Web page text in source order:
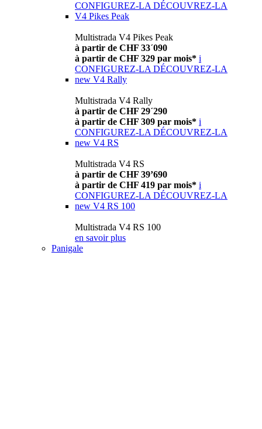
CONFIGUREZ-LA DÉCOUVREZ-LA
V4 Pikes Peak
Multistrada V4 Pikes Peak
à partir de CHF 33´090
à partir de CHF 329 par mois* i
CONFIGUREZ-LA DÉCOUVREZ-LA
new V4 Rally
Multistrada V4 Rally
à partir de CHF 29´290
à partir de CHF 309 par mois* i
CONFIGUREZ-LA DÉCOUVREZ-LA
new V4 RS
Multistrada V4 RS
à partir de CHF 39’690
à partir de CHF 419 par mois* i
CONFIGUREZ-LA DÉCOUVREZ-LA
new V4 RS 100
Multistrada V4 RS 100
en savoir plus
Panigale